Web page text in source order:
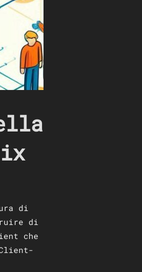
di
di
che